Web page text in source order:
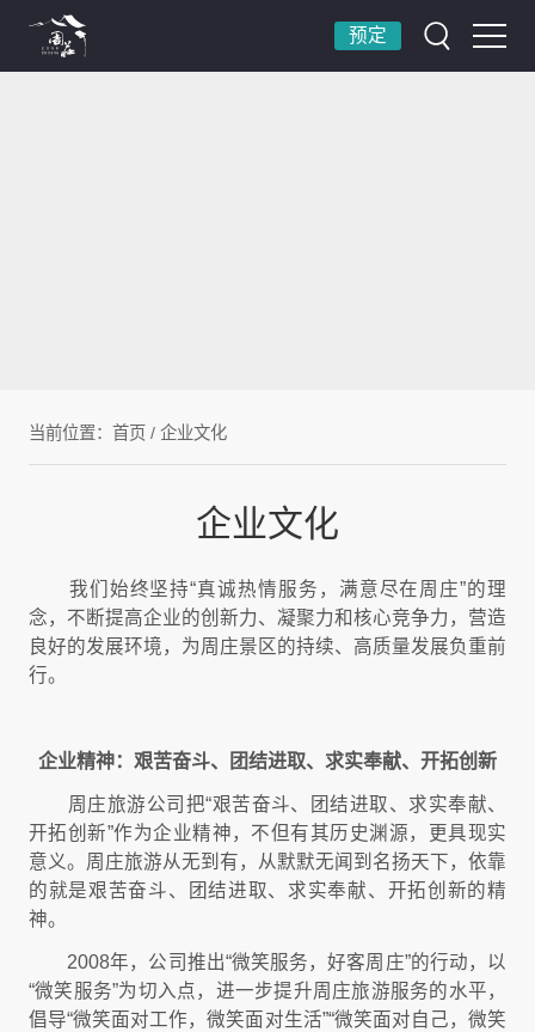
预定
当前位置： 首页 / 企业文化
企业文化
我们始终坚持“真诚热情服务，满意尽在周庄”的理
念，不断提高企业的创新力、凝聚力和核心竞争力，营造
良好的发展环境，为周庄景区的持续、高质量发展负重前
行。
企业精神：艰苦奋斗、团结进取、求实奉献、开拓创新
周庄旅游公司把“艰苦奋斗、团结进取、求实奉献、
开拓创新”作为企业精神，不但有其历史渊源，更具现实
意义。周庄旅游从无到有，从默默无闻到名扬天下，依靠
的就是艰苦奋斗、团结进取、求实奉献、开拓创新的精
神。
2008年，公司推出“微笑服务，好客周庄”的行动，以
“微笑服务”为切入点，进一步提升周庄旅游服务的水平，
倡导“微笑面对工作，微笑面对生活”“微笑面对自己，微笑